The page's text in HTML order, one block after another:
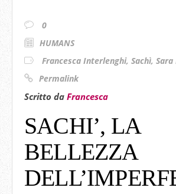
0
HUMANS
Francesca Interlenghi, Sachì, Sara
Permalink
Scritto da Francesca
SACHI’, LA
BELLEZZA